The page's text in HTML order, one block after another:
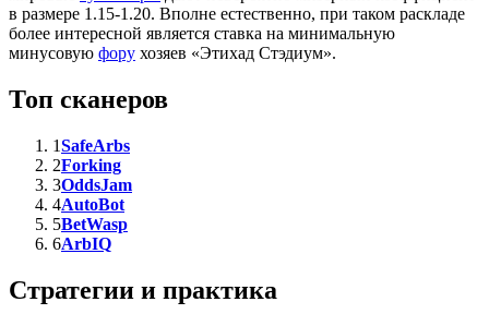
в размере 1.15-1.20. Вполне естественно, при таком раскладе
более интересной является ставка на минимальную
минусовую фору хозяев «Этихад Стэдиум».
Топ сканеров
1SafeArbs
2Forking
3OddsJam
4AutoBot
5BetWasp
6ArbIQ
Стратегии и практика